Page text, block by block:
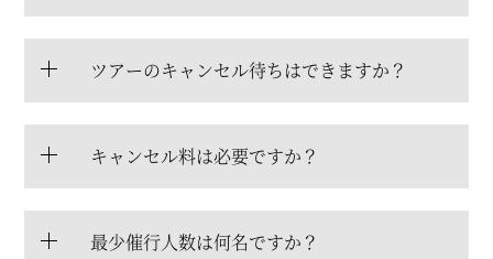
ツアーのキャンセル待ちはできますか？
キャンセル料は必要ですか？
最少催行人数は何名ですか？